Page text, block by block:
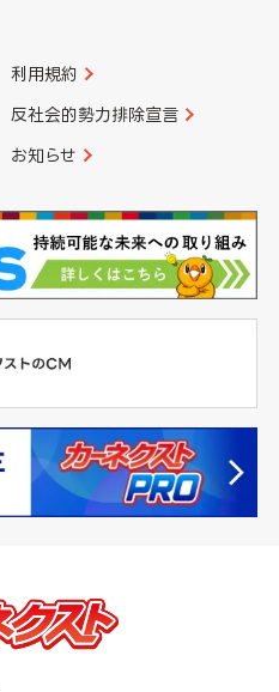
利用規約
反社会的勢力排除宣言
お知らせ